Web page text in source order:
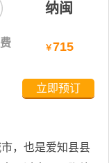
纳闽
￥715
立即预订
，也是爱知县县